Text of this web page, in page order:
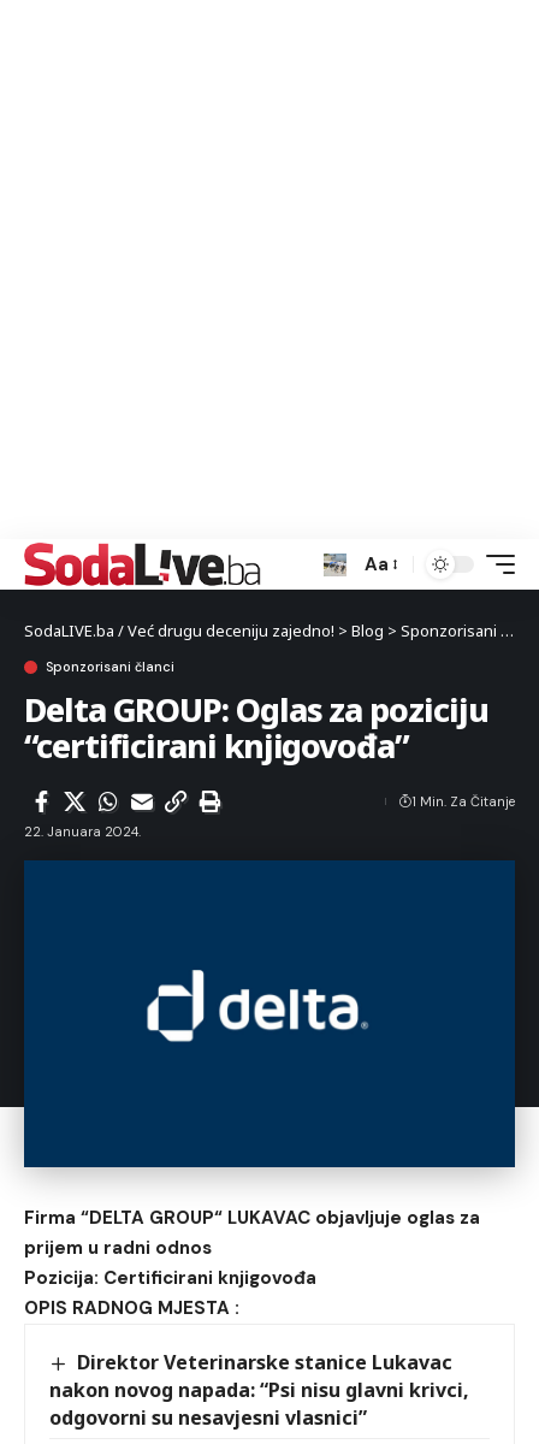
Aa
SodaLIVE.ba / Već drugu deceniju zajedno! > Blog > Sponzorisani članci
Sponzorisani članci
Delta GROUP: Oglas za poziciju
“certificirani knjigovođa”
22. Januara 2024.
1 Min. Za Čitanje
Firma “DELTA GROUP“ LUKAVAC objavljuje oglas za
prijem u radni odnos
Pozicija: Certificirani knjigovođa
OPIS RADNOG MJESTA :
Direktor Veterinarske stanice Lukavac
nakon novog napada: “Psi nisu glavni krivci,
odgovorni su nesavjesni vlasnici”